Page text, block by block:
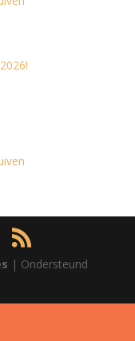
| Ondersteund